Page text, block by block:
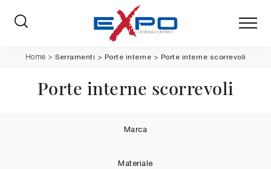
Home > Serramenti > Porte interne > Porte interne scorrevoli
Porte interne scorrevoli
Marca
Materiale